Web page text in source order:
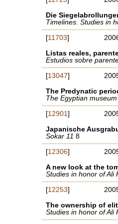
Die
Timelines. Studies in
[11703]
Listas reales,
Estudios sobre
[13047]
The Predynatic
The Egyptian
[12901]
Japanische
Sokar 11 8
[12306]
A new look at the
Studies in honor of Ali
[12253]
The ownership of
Studies in honor of Ali